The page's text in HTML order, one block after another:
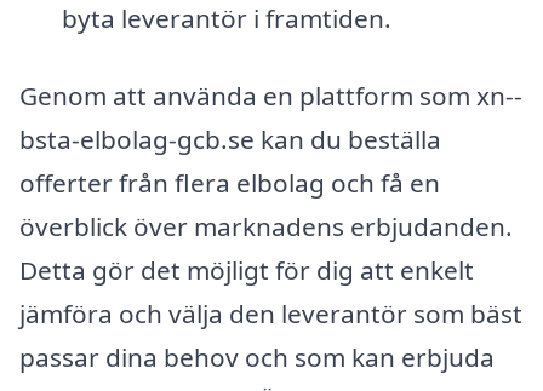
byta leverantör i framtiden.
Genom att använda en plattform som xn--
bsta-elbolag-gcb.se kan du beställa
offerter från flera elbolag och få en
överblick över marknadens erbjudanden.
Detta gör det möjligt för dig att enkelt
jämföra och välja den leverantör som bäst
passar dina behov och som kan erbjuda